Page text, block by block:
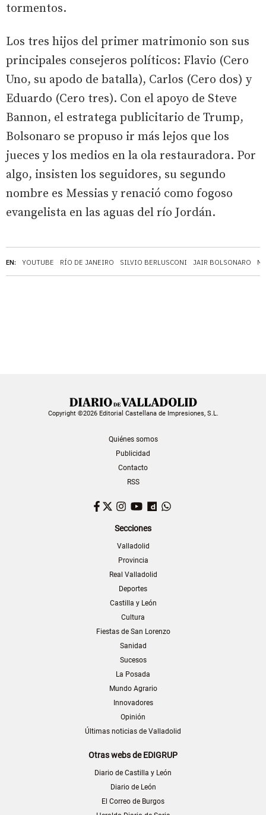
EN: YOUTUBE RÍO DE JANEIRO SILVIO BERLUSCONI JAIR BOLSONARO
tormentos.
Los tres hijos del primer matrimonio son sus
principales consejeros políticos: Flavio (Cero
Uno, su apodo de batalla), Carlos (Cero dos) y
Eduardo (Cero tres). Con el apoyo de Steve
Bannon, el estratega publicitario de Trump,
Bolsonaro se propuso ir más lejos que los
jueces y los medios en la ola restauradora. Por
algo, insisten los seguidores, su segundo
nombre es Messias y renació como fogoso
evangelista en las aguas del río Jordán.
Copyright ©2026 Editorial Castellana de Impresiones, S.L.
Quiénes somos
Publicidad
Contacto
RSS
Facebook
TwitterInstagram
YouTubeDailymotion
Secciones
Valladolid
Provincia
Real Valladolid
Deportes
Castilla y León
Cultura
Fiestas de San Lorenzo
Sanidad
Sucesos
La Posada
Mundo Agrario
Innovadores
Opinión
Últimas noticias de Valladolid
Otras webs de EDIGRUP
Diario de Castilla y León
Diario de León
El Correo de Burgos